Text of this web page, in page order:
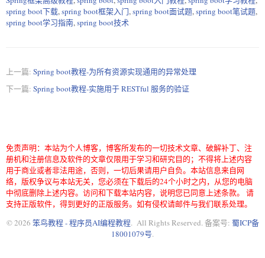
spring boot下载, spring boot框架入门, spring boot面试题, spring boot笔试题,
spring boot学习指南, spring boot技术
上一篇: Spring boot教程-为所有资源实现通用的异常处理
下一篇: Spring boot教程-实施用于 RESTful 服务的验证
免责声明：本站为个人博客，博客所发布的一切技术文章、破解补丁、注
册机和注册信息及软件的文章仅限用于学习和研究目的；不得将上述内容
用于商业或者非法用途，否则，一切后果请用户自负。本站信息来自网
络，版权争议与本站无关，您必须在下载后的24个小时之内，从您的电脑
中彻底删除上述内容。访问和下载本站内容，说明您已同意上述条款。 请
支持正版软件，得到更好的正版服务。如有侵权请邮件与我们联系处理。
© 2026 笨鸟教程 - 程序员AI编程教程. All Rights Reserved. 备案号: 蜀ICP备
18001079号.